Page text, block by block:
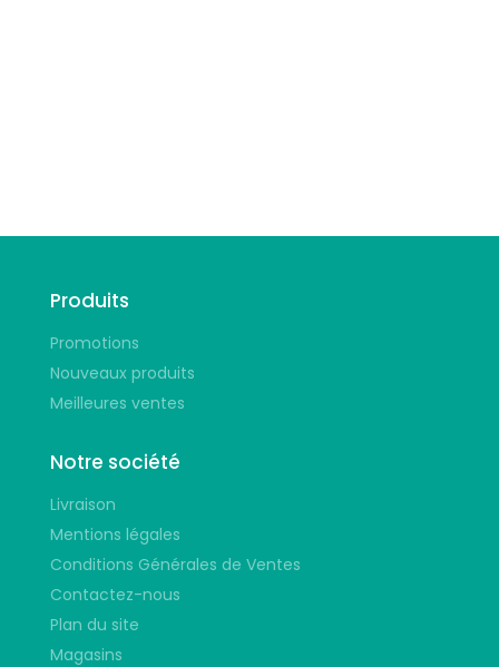
Produits
Promotions
Nouveaux produits
Meilleures ventes
Notre société
Livraison
Mentions légales
Conditions Générales de Ventes
Contactez-nous
Plan du site
Magasins